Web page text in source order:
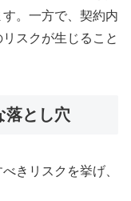
。一方で、契約内
スクが生じること
落とし穴
きリスクを挙げ、